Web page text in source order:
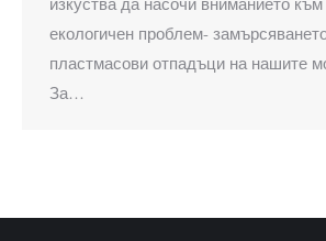
екологичен проблем-
пластмасови отпадъци на нашите
За…